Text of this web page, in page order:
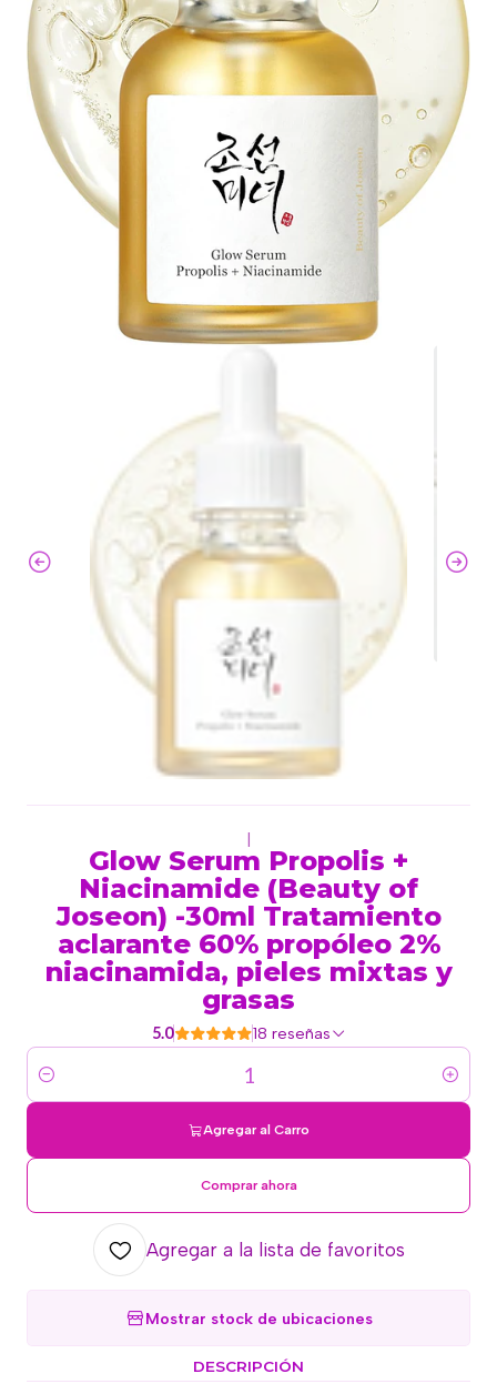
Glow Serum Propolis +
Niacinamide (Beauty of
Joseon) -30ml Tratamiento
aclarante 60% propóleo 2%
niacinamida, pieles mixtas y
grasas
5.0 18 reseñas
Cantidad
Agregar al Carro
Comprar ahora
Agregar a la lista de favoritos
Mostrar stock de ubicaciones
DESCRIPCIÓN